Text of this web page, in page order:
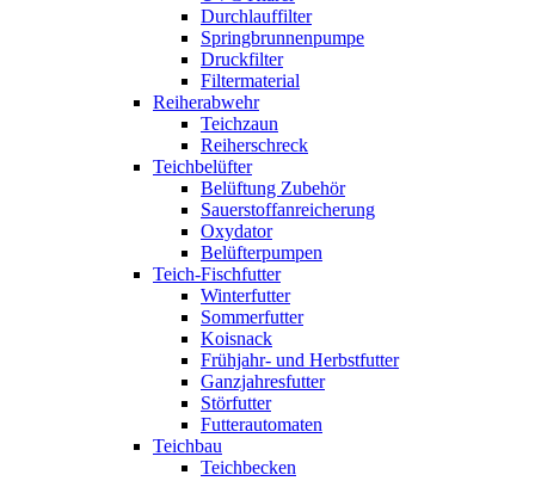
Durchlauffilter
Springbrunnenpumpe
Druckfilter
Filtermaterial
Reiherabwehr
Teichzaun
Reiherschreck
Teichbelüfter
Belüftung Zubehör
Sauerstoffanreicherung
Oxydator
Belüfterpumpen
Teich-Fischfutter
Winterfutter
Sommerfutter
Koisnack
Frühjahr- und Herbstfutter
Ganzjahresfutter
Störfutter
Futterautomaten
Teichbau
Teichbecken